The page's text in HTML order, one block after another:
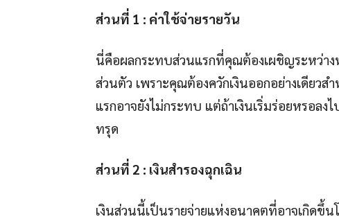
ส่วนที่ 1 : ค่าใช้จ่ายรายวัน
นี่คือผลกระทบส่วนแรกที่คุณต้องเผชิญระหว่า
ส่วนตัว เพราะคุณต้องควักเงินออกอย่างเดียว
แรกอาจยังไม่กระทบ แต่ถ้าเงินเริ่มร่อยหรอลง
ทรุด
ส่วนที่ 2 : เงินสำรองฉุกเฉิน
เงินส่วนนี้เป็นรายจ่ายแห่งอนาคตที่อาจเกิดขึ้